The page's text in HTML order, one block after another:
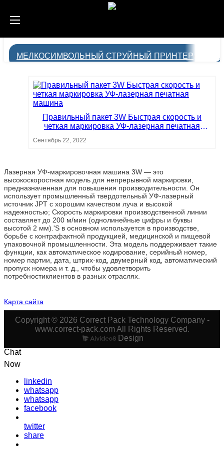
МЕЛКОСИМВОЛЬНЫЙ СТРУЙНЫЙ ПРИНТЕР
Лазерная УФ-маркировочная машина 3W — это
высокоскоростная модель для непрерывной маркировки,
предназначенная для повышения производительности. Он
использует промышленный твердотельный УФ-лазерный
источник JPT с хорошим качеством луча и высокой
надежностью; Скорость маркировки производственной линии
составляет до 200 м/мин (однолинейные цифры и буквы
высотой 2 мм).'S в основном используется в производстве,
борьбе с контрафактной продукцией, медицинской и пищевой
упаковочной промышленности. Эта модель поддерживает такие
функции, как автоматическое кодирование, серийный номер,
номер партии, дата, штрих-код, двумерный код, автоматический
пропуск номера и т. д., чтобы удовлетворить
потребностиклиентов в разных отраслях.
Правильный пакет 3W Быстрая скорость и
четкая маркировка УФ-лазерная печатная
Сентябрь 22, 2022
Карта сайта
Copyright © 2026 Correct Pack Technology Company -
www.correct-pack.com All Rights Reserved.
Design
Chat
Now
linkedin
whatsapp
whatsapp
facebook
twitter
share